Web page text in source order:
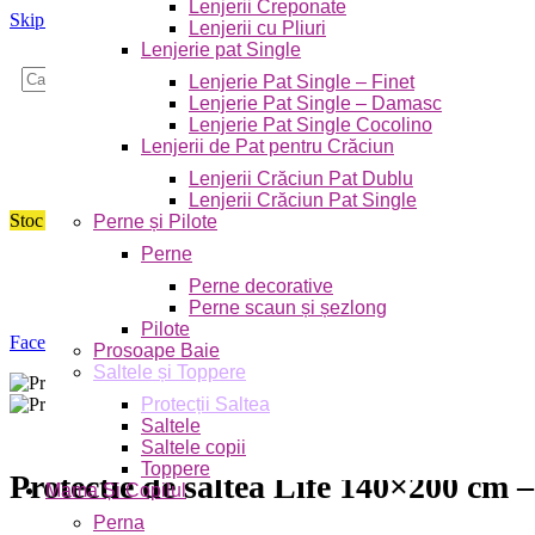
Skip to navigation Skip to main content
Caută
Lenjerii Creponate
Lenjerii cu Pliuri
Lenjerie pat Single
Lenjerie Pat Single – Finet
Lenjerie Pat Single – Damasc
Lenjerie Pat Single Cocolino
Lenjerii de Pat pentru Crăciun
Lenjerii Crăciun Pat Dublu
Lenjerii Crăciun Pat Single
Perne și Pilote
Perne
Perne decorative
Perne scaun și șezlong
Pilote
Prosoape Baie
Saltele și Toppere
Protecții Saltea
Saltele
Saltele copii
Toppere
Mama Și Copilul
Perna
Stoc epuizat
Faceți click pentru a mări
Protectie de saltea Life 140×200 cm